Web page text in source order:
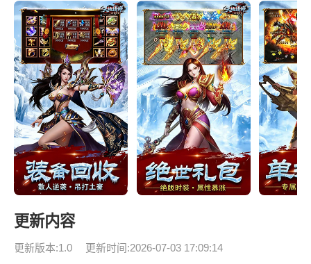
更新内容
更新版本:1.0 更新时间:2026-07-03 17:09:14